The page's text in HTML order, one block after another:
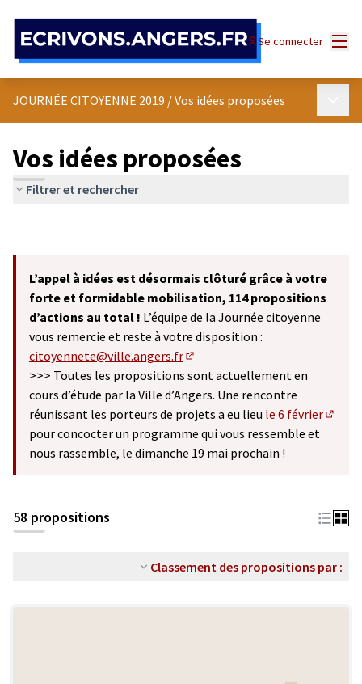
Se connecter
JOURNÉE CITOYENNE 2019 /Vos idées proposées
Vos idées proposées
Filtrer et rechercher
L’appel à idées est désormais clôturé grâce à votre
forte et formidable mobilisation, 114 propositions
d’actions au total ! L’équipe de la Journée citoyenne
vous remercie et reste à votre disposition :
citoyennete@ville.angers.fr
(S'ouvre dans un nouvel onglet)
>>> Toutes les propositions sont actuellement en
cours d’étude par la Ville d’Angers. Une rencontre
réunissant les porteurs de projets a eu lieu le 6 février
pour concocter un programme qui vous ressemble et
nous rassemble, le dimanche 19 mai prochain !
58 propositions
Classement des propositions par :